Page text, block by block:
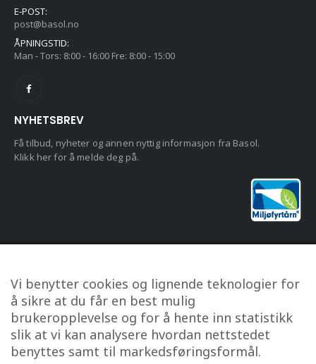
E-POST:
post@basol.no
ÅPNINGSTID:
Man - Tors: 8:00 - 16:00 Fre: 8:00 - 15:00
NYHETSBREV
Få tilbud, nyheter og annen nyttig informasjon fra Basol.
Klikk her for å melde deg på.
KUNDESERVICE
Om oss
Kontakt oss
Min konto
Personvern
Vi benytter cookies og lignende teknologier for
å sikre at du får en best mulig
brukeropplevelse og for å hente inn statistikk
slik at vi kan analysere hvordan nettstedet
benyttes samt til markedsføringsformål.